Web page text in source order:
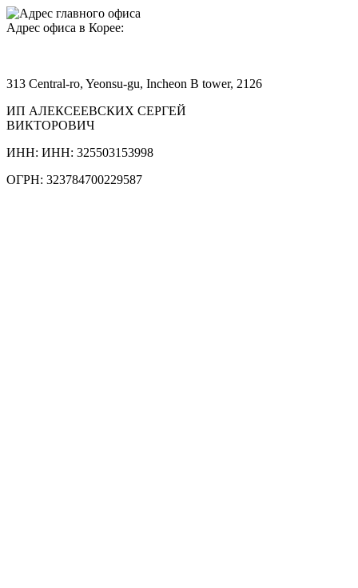
Адрес офиса в Корее:
313 Central-ro, Yeonsu-gu, Incheon B tower, 2126
ИП АЛЕКСЕЕВСКИХ СЕРГЕЙ
ВИКТОРОВИЧ
ИНН: ИНН: 325503153998
ОГРН: 323784700229587